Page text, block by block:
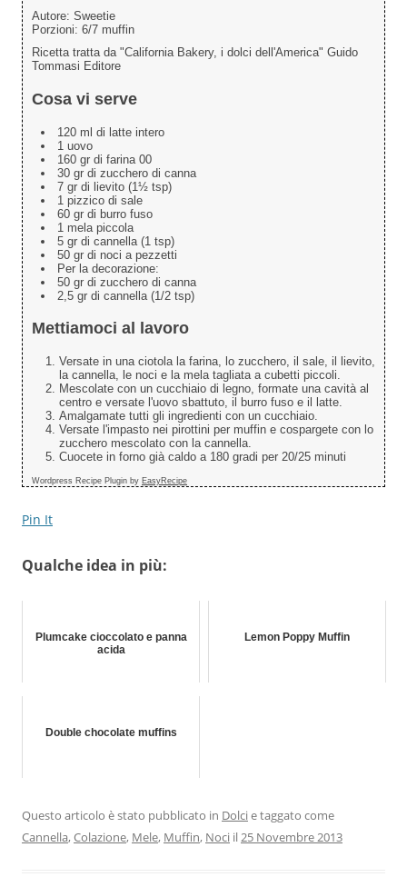
Autore: Sweetie
Porzioni: 6/7 muffin
Ricetta tratta da "California Bakery, i dolci dell'America" Guido
Tommasi Editore
Cosa vi serve
120 ml di latte intero
1 uovo
160 gr di farina 00
30 gr di zucchero di canna
7 gr di lievito (1½ tsp)
1 pizzico di sale
60 gr di burro fuso
1 mela piccola
5 gr di cannella (1 tsp)
50 gr di noci a pezzetti
Per la decorazione:
50 gr di zucchero di canna
2,5 gr di cannella (1/2 tsp)
Mettiamoci al lavoro
Versate in una ciotola la farina, lo zucchero, il sale, il lievito,
la cannella, le noci e la mela tagliata a cubetti piccoli.
Mescolate con un cucchiaio di legno, formate una cavità al
centro e versate l'uovo sbattuto, il burro fuso e il latte.
Amalgamate tutti gli ingredienti con un cucchiaio.
Versate l'impasto nei pirottini per muffin e cospargete con lo
zucchero mescolato con la cannella.
Cuocete in forno già caldo a 180 gradi per 20/25 minuti
Wordpress Recipe Plugin by EasyRecipe
Pin It
Qualche idea in più:
Plumcake cioccolato e panna
acida
Lemon Poppy Muffin
Double chocolate muffins
Questo articolo è stato pubblicato in Dolcie taggato come
Cannella,Colazione, Mele, Muffin, Noci il25 Novembre 2013